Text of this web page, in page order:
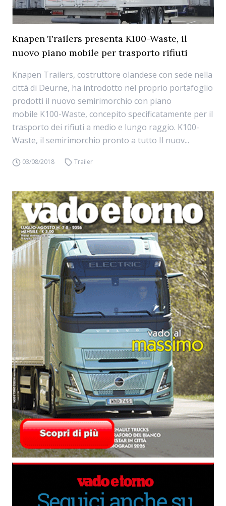
Knapen Trailers presenta K100-Waste, il
nuovo piano mobile per trasporto rifiuti
Knapen Trailers, costruttore olandese con sede nella
città di Deurne, ha introdotto nel proprio portafoglio
prodotti il nuovo semirimorchio con piano
mobile K100-Waste, concepito specificatamente per il
trasporto dei rifiuti a medio e lungo raggio. K100-
Waste, il semirimorchio pronto a tutto Il nuov...
03/08/2018 Trailer